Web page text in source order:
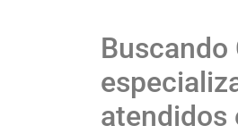
Buscando
atendidos